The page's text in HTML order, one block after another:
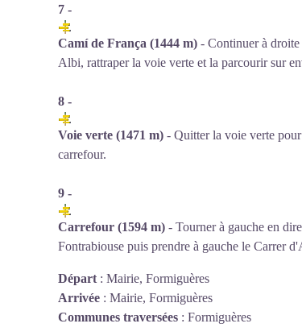
7 -
Camí de França (1444 m) - Continuer à droite
Albi, rattraper la voie verte et la parcourir sur
8 -
Voie verte (1471 m) - Quitter la voie verte
carrefour.
9 -
Carrefour (1594 m) - Tourner à gauche en
Fontrabiouse puis prendre à gauche le Carrer
Départ : Mairie, Formiguères
Arrivée : Mairie, Formiguères
Communes traversées : Formiguères